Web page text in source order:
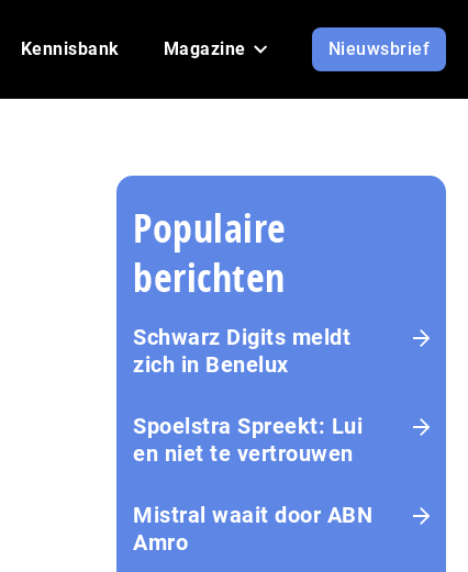
Kennisbank Magazine Nieuwsbrief
Populaire
berichten
Schwarz Digits meldt
zich in Benelux
Spoelstra Spreekt: Lui
en niet te vertrouwen
Mistral waait door ABN
Amro